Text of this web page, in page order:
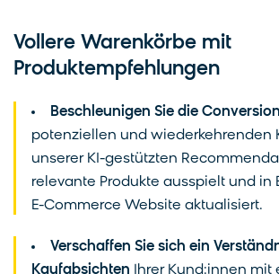
Vollere Warenkörbe mit
Produktempfehlungen
Beschleunigen Sie die Conversion
potenziellen und wiederkehrenden
unserer KI-gestützten
relevante Produkte ausspielt und in
E-Commerce Website aktualisiert.
Verschaffen Sie sich ein
Kaufabsichten Ihrer Kund:innen